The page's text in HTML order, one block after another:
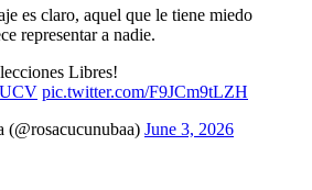
es claro, aquel que le tiene miedo
representar a nadie.
Libres!
pic.twitter.com/F9JCm9tLZH
June 3, 2026